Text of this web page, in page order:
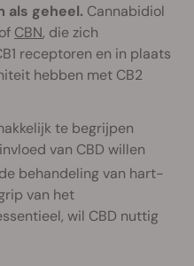
als geheel. Cannabidiol
of CBN, die zich
receptoren en in plaats
hebben met CB2
te begrijpen
van CBD willen
behandeling van hart-
van het
wil CBD nuttig